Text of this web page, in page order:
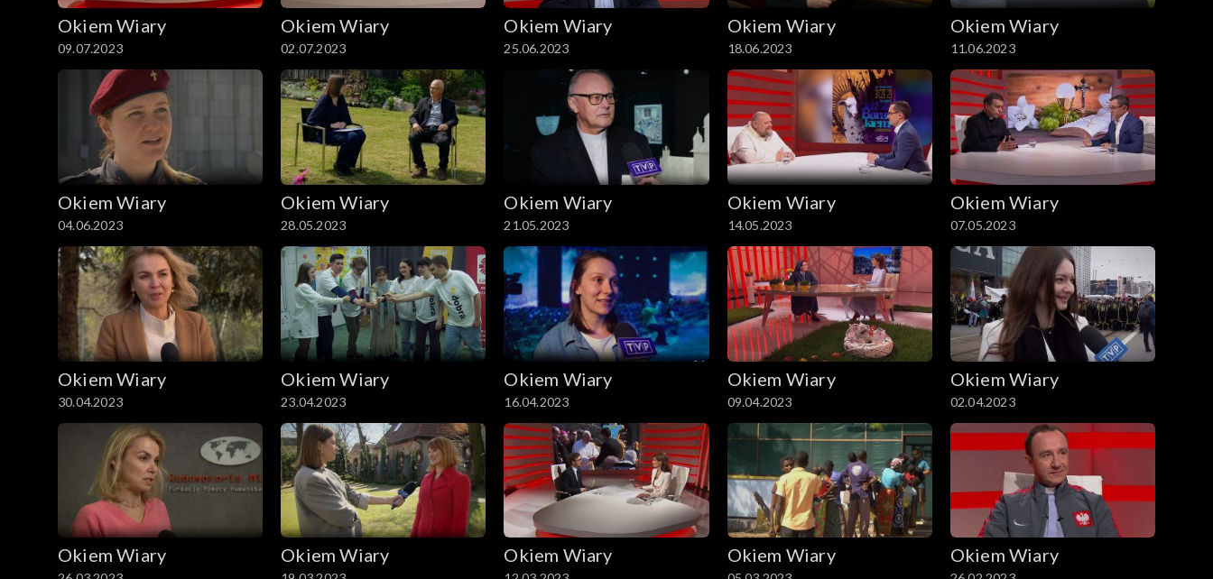
Okiem Wiary
09.07.2023
Okiem Wiary
02.07.2023
Okiem Wiary
25.06.2023
Okiem Wiary
18.06.2023
Okiem Wiary
11.06.2023
Okiem Wiary
04.06.2023
Okiem Wiary
28.05.2023
Okiem Wiary
21.05.2023
Okiem Wiary
14.05.2023
Okiem Wiary
07.05.2023
Okiem Wiary
30.04.2023
Okiem Wiary
23.04.2023
Okiem Wiary
16.04.2023
Okiem Wiary
09.04.2023
Okiem Wiary
02.04.2023
Okiem Wiary Okiem Wiary Okiem Wiary Okiem Wiary Okiem Wiary